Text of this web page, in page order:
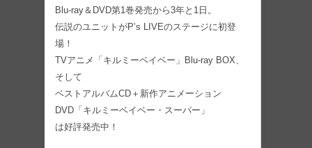
Blu-ray＆DVD第1巻発売から3年と1日。
伝説のユニットがP’s LIVEのステージに初登
場！
TVアニメ「キルミーベイベー」Blu-ray BOX、
そして
ベストアルバムCD＋新作アニメーション
DVD「キルミーベイベー・スーパー」
は好評発売中！